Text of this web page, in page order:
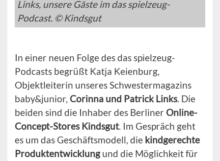
Links, unsere Gäste im das spielzeug-
Podcast. © Kindsgut
In einer neuen Folge des das spielzeug-
Podcasts begrüßt Katja Keienburg,
Objektleiterin unseres Schwestermagazins
baby&junior, Corinna und Patrick Links. Die
beiden sind die Inhaber des Berliner Online-
Concept-Stores Kindsgut. Im Gespräch geht
es um das Geschäftsmodell, die kindgerechte
Produktentwicklungund die Möglichkeit für